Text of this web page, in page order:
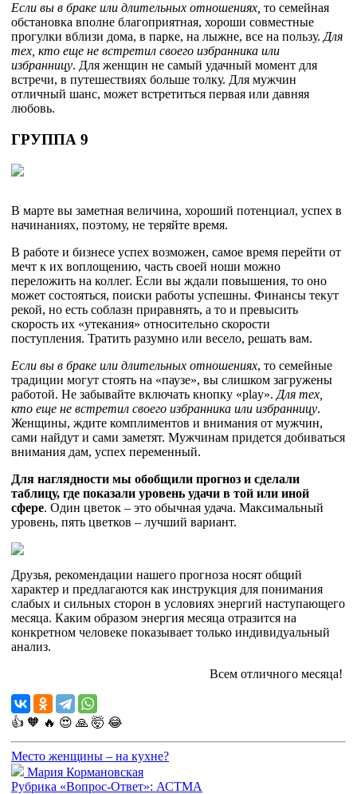
Если вы в браке или длительных отношениях, то семейная
обстановка вполне благоприятная, хороши совместные
прогулки вблизи дома, в парке, на лыжне, все на пользу. Для
тех, кто еще не встретил своего избранника или
избранницу. Для женщин не самый удачный момент для
встречи, в путешествиях больше толку. Для мужчин
отличный шанс, может встретиться первая или давняя
любовь.
ГРУППА 9
В марте вы заметная величина, хороший потенциал, успех в
начинаниях, поэтому, не теряйте время.
В работе и бизнесе успех возможен, самое время перейти от
мечт к их воплощению, часть своей ноши можно
переложить на коллег. Если вы ждали повышения, то оно
может состояться, поиски работы успешны. Финансы текут
рекой, но есть соблазн приравнять, а то и превысить
скорость их «утекания» относительно скорости
поступления. Тратить разумно или весело, решать вам.
Если вы в браке или длительных отношениях, то семейные
традиции могут стоять на «паузе», вы слишком загружены
работой. Не забывайте включать кнопку «play». Для тех,
кто еще не встретил своего избранника или избранницу.
Женщины, ждите комплиментов и внимания от мужчин,
сами найдут и сами заметят. Мужчинам придется добиваться
внимания дам, успех переменный.
Для наглядности мы обобщили прогноз и сделали
таблицу, где показали уровень удачи в той или иной
сфере. Один цветок – это обычная удача. Максимальный
уровень, пять цветков – лучший вариант.
Друзья, рекомендации нашего прогноза носят общий
характер и предлагаются как инструкция для понимания
слабых и сильных сторон в условиях энергий наступающего
месяца. Каким образом энергия месяца отразится на
конкретном человеке показывает только индивидуальный
анализ.
Всем отличного месяца!
👍 🧡 🔥 😍 🙏 🤯 😂
Место женщины – на кухне?
Мария Кормановская
Рубрика «Вопрос-Ответ»: АСТМА